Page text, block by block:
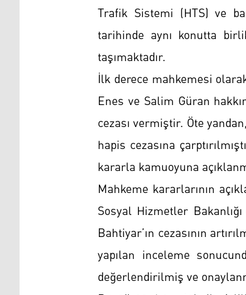
Trafik Sistemi (HTS) ve
tarihinde aynı konutta
taşımaktadır.
İlk derece mahkemesi
Enes ve Salim Güran
cezası vermiştir. Öte
hapis cezasına
kararla kamuoyuna
Mahkeme kararlarının
Sosyal Hizmetler
Bahtiyar’ın cezasının
yapılan inceleme
değerlendirilmiş ve